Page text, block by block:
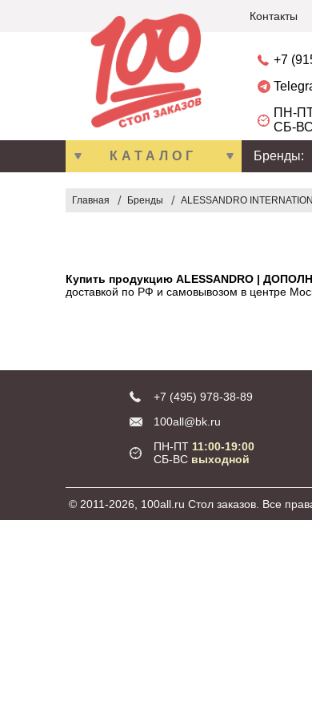
Контакты
+7
ПН-
СБ-ВС
КАТАЛОГ Бренды:
Главная Бренды ALESSANDRO
Купить продукцию ALESSANDRO |
доставкой по РФ и самовывозом в центре
+7 (495) 978-38-89
100all@bk.ru
ПН-ПТ 11:00-19:00
СБ-ВС выходной
© 2011-2026, 100all.ru Стол заказов. Все